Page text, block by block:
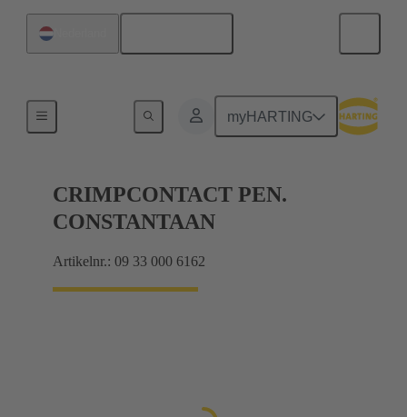
myHARTING
CRIMPCONTACT PEN.
CONSTANTAAN
Artikelnr.: 09 33 000 6162